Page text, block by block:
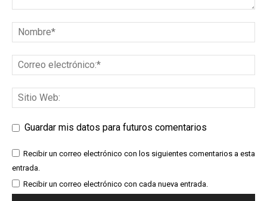
Guardar mis datos para futuros comentarios
Recibir un correo electrónico con los siguientes comentarios a esta
entrada.
Recibir un correo electrónico con cada nueva entrada.